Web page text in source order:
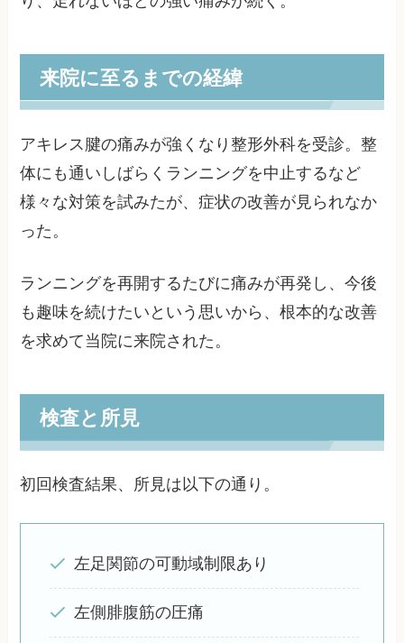
来院に至るまでの経緯
アキレス腱の痛みが強くなり整形外科を受診。整
体にも通いしばらくランニングを中止するなど
様々な対策を試みたが、症状の改善が見られなか
った。
ランニングを再開するたびに痛みが再発し、今後
も趣味を続けたいという思いから、根本的な改善
を求めて当院に来院された。
検査と所見
初回検査結果、所見は以下の通り。
左足関節の可動域制限あり
左側腓腹筋の圧痛